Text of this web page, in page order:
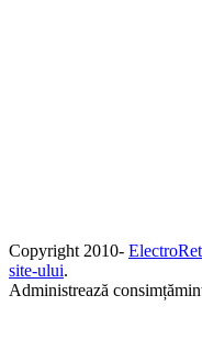
Copyright 2010-
site-ului.
Administrează